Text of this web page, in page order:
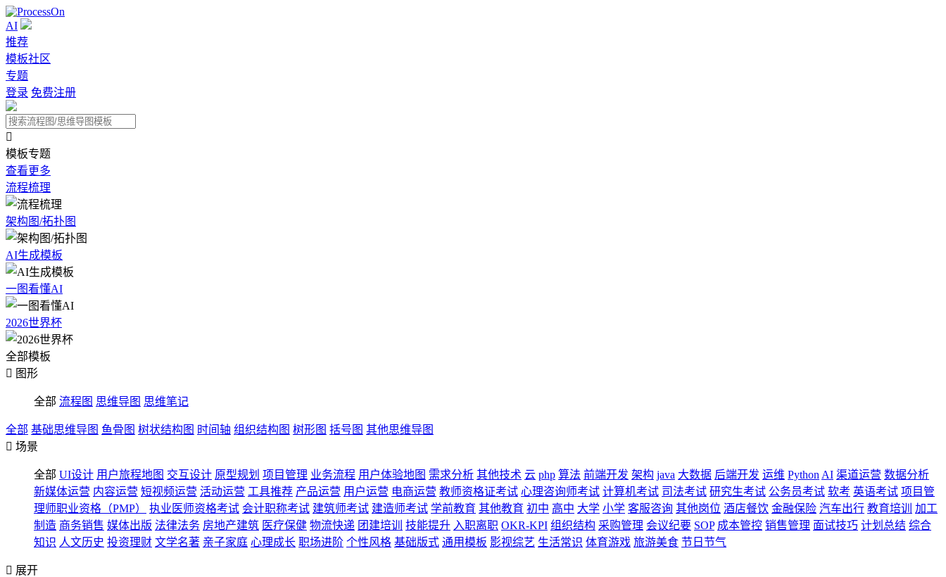
AI
推荐
模板社区
专题
登录 免费注册

模板专题
查看更多
流程梳理
架构图/拓扑图
AI生成模板
一图看懂AI
2026世界杯
全部模板
 图形
全部 流程图 思维导图 思维笔记
全部 基础思维导图 鱼骨图 树状结构图 时间轴 组织结构图 树形图 括号图 其他思维导图
 场景
全部 UI设计 用户旅程地图 交互设计 原型规划 项目管理 业务流程 用户体验地图 需求分析 其他技术 云 php 算法 前端开发 架构 java 大数据 后端开发 运维 Python AI 渠道运营 数据分析
新媒体运营 内容运营 短视频运营 活动运营 工具推荐 产品运营 用户运营 电商运营 教师资格证考试 心理咨询师考试 计算机考试 司法考试 研究生考试 公务员考试 软考 英语考试 项目管
理师职业资格（PMP）
执业医师资格考试 会计职称考试 建筑师考试 建造师考试 学前教育 其他教育 初中 高中 大学 小学 客服咨询 其他岗位 酒店餐饮 金融保险 汽车出行 教育培训
加工
制造 商务销售 媒体出版 法律法务 房地产建筑 医疗保健 物流快递 团建培训 技能提升 入职离职 OKR-KPI 组织结构 采购管理 会议纪要 SOP 成本管控 销售管理 面试技巧 计划总结 综合
知识 人文历史 投资理财 文学名著 亲子家庭 心理成长 职场进阶 个性风格 基础版式 通用模板 影视综艺 生活常识 体育游戏 旅游美食 节日节气
 展开